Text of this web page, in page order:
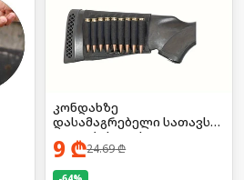
კონდახზე
დასამაგრებელი სათავსო
ტყვიებისთვის
9 ₾24.69₾